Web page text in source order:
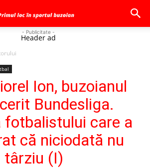
- Publicitate -
Header ad
Ion, buzoianul
Bundesliga.
fotbalistului care a
că niciodată nu
târziu (I)